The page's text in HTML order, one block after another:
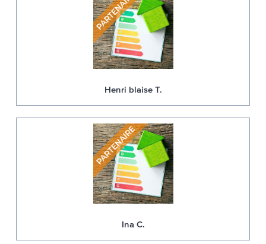
Henri blaise T.
Ina C.